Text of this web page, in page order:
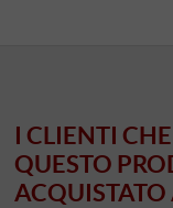
I CLIENTI
QUESTO